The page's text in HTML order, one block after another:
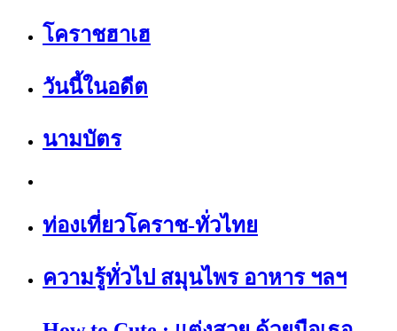
โคราชฮาเฮ
วันนี้ในอดีต
นามบัตร
ท่องเที่ยวโคราช-ทั่วไทย
ความรู้ทั่วไป สมุนไพร อาหาร ฯลฯ